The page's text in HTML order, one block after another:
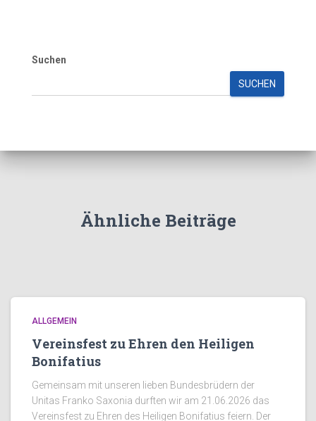
Suchen
SUCHEN
Ähnliche Beiträge
ALLGEMEIN
Vereinsfest zu Ehren den Heiligen
Bonifatius
Gemeinsam mit unseren lieben Bundesbrüdern der
Unitas Franko Saxonia durften wir am 21.06.2026 das
Vereinsfest zu Ehren des Heiligen Bonifatius feiern. Der